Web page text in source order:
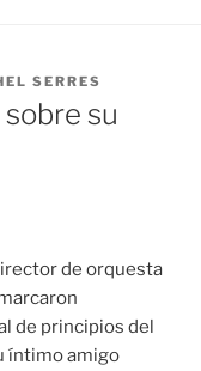
SERRES
su
de orquesta
de principios del
íntimo amigo